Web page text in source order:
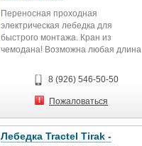
Переносная проходная
электрическая лебедка для
быстрого монтажа. Кран из
чемодана! Возможна любая длина
универсальная....
8 (926) 546-50-50
Пожаловаться
Лебедка Tractel Tirak -